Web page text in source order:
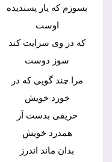
بسوزم که یار پسندیده
اوست
که در وی سرایت کند
سوز دوست
مرا چند گویی که در
خورد خویش
حریفی بدست آر
همدرد خویش
بدان ماند اندرز